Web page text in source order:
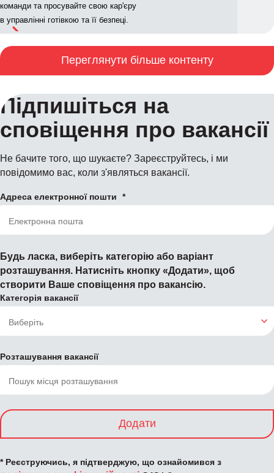
команди та просувайте свою кар'єру
в управлінні готівкою та її безпеці.
Переглянути більше контенту
Підпишіться на
сповіщення про вакансії
Не бачите того, що шукаєте? Зареєструйтесь, і ми
повідомимо вас, коли з'являться вакансії.
Адреса електронної пошти
Будь ласка, виберіть категорію або варіант
розташування. Натисніть кнопку «Додати», щоб
створити Ваше сповіщення про вакансію.
Категорія вакансії
Розташування вакансії
Додати
* Реєструючись, я підтверджую, що ознайомився з